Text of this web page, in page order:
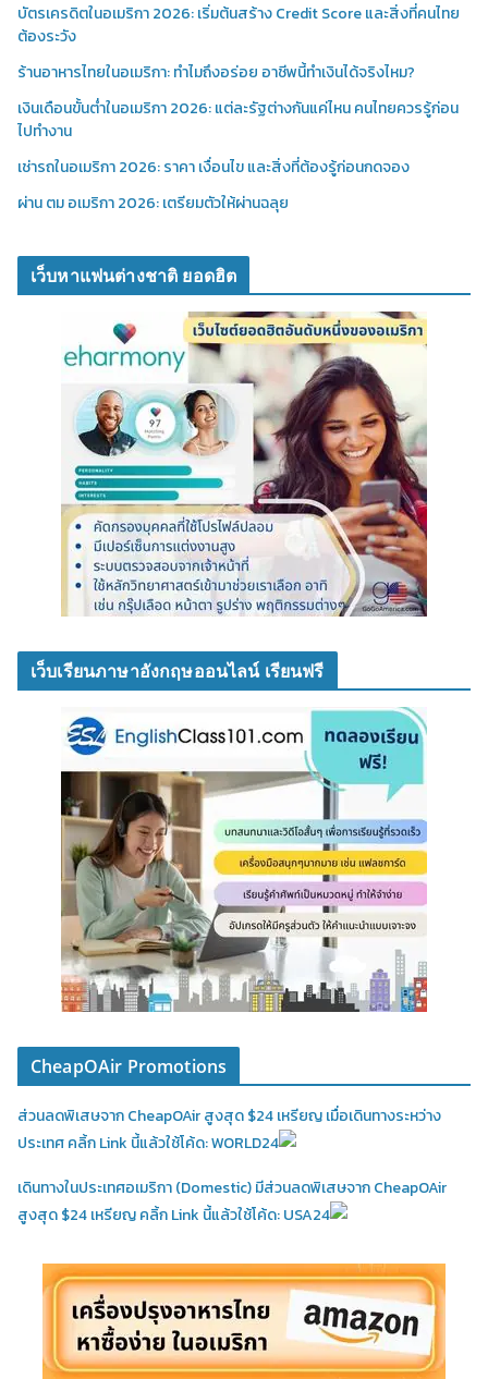
บัตรเครดิตในอเมริกา 2026: เริ่มต้นสร้าง Credit Score และสิ่งที่คนไทย
ต้องระวัง
ร้านอาหารไทยในอเมริกา: ทำไมถึงอร่อย อาชีพนี้ทำเงินได้จริงไหม?
เงินเดือนขั้นต่ำในอเมริกา 2026: แต่ละรัฐต่างกันแค่ไหน คนไทยควรรู้ก่อน
ไปทำงาน
เช่ารถในอเมริกา 2026: ราคา เงื่อนไข และสิ่งที่ต้องรู้ก่อนกดจอง
ผ่าน ตม อเมริกา 2026: เตรียมตัวให้ผ่านฉลุย
เว็บหาแฟนต่างชาติ ยอดฮิต
เว็บเรียนภาษาอังกฤษออนไลน์ เรียนฟรี
CheapOAir Promotions
ส่วนลดพิเสษจาก CheapOAir สูงสุด $24 เหรียญ เมื่อเดินทางระหว่าง
ประเทศ คลิ้ก Link นี้แล้วใช้โค้ด: WORLD24
เดินทางในประเทศอเมริกา (Domestic)มีส่วนลดพิเสษจาก CheapOAir
สูงสุด $24 เหรียญ คลิ้ก Link นี้แล้วใช้โค้ด: USA24